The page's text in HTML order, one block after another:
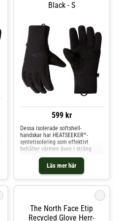
Black - S
599 kr
Läs mer här
Dessa isolerade softshell-
handskar har HEATSEEKER™-
syntetisolering som effektivt
behåller värmen även i sträng
yta och ett mjukt foder i borstad
trikå för maximal komfort. Med
Etip™-teknik kan pekskärmar
silikongreppet i handflatan ger ett
Handskarna är tillverkade av
återvunnen polyester och har en
praktisk klämma för att hålla ihop
The North Face Etip
Recycled Glove Herr-